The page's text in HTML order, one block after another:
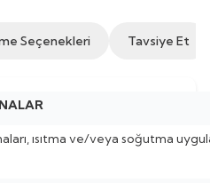
Seçenekleri Tavsiye Et
ısıtma ve/veya soğutma